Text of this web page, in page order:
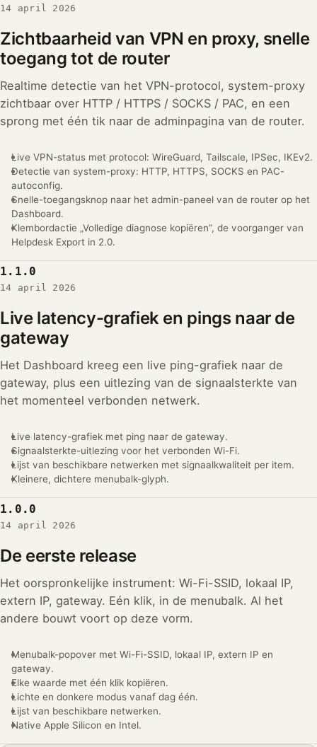
14 april 2026
Zichtbaarheid van VPN en proxy, snelle
toegang tot de router
Realtime detectie van het VPN-protocol, system-proxy
zichtbaar over HTTP / HTTPS / SOCKS / PAC, en een
sprong met één tik naar de adminpagina van de router.
Live VPN-status met protocol: WireGuard, Tailscale, IPSec, IKEv2.
Detectie van system-proxy: HTTP, HTTPS, SOCKS en PAC-
autoconfig.
Snelle-toegangsknop naar het admin-paneel van de router op het
Dashboard.
Klembordactie „Volledige diagnose kopiëren”, de voorganger van
Helpdesk Export in 2.0.
1.1.0
14 april 2026
Live latency-grafiek en pings naar de
gateway
Het Dashboard kreeg een live ping-grafiek naar de
gateway, plus een uitlezing van de signaalsterkte van
het momenteel verbonden netwerk.
Live latency-grafiek met ping naar de gateway.
Signaalsterkte-uitlezing voor het verbonden Wi-Fi.
Lijst van beschikbare netwerken met signaalkwaliteit per item.
Kleinere, dichtere menubalk-glyph.
1.0.0
14 april 2026
De eerste release
Het oorspronkelijke instrument: Wi-Fi-SSID, lokaal IP,
extern IP, gateway. Eén klik, in de menubalk. Al het
andere bouwt voort op deze vorm.
Menubalk-popover met Wi-Fi-SSID, lokaal IP, extern IP en
gateway.
Elke waarde met één klik kopiëren.
Lichte en donkere modus vanaf dag één.
Lijst van beschikbare netwerken.
Native Apple Silicon en Intel.